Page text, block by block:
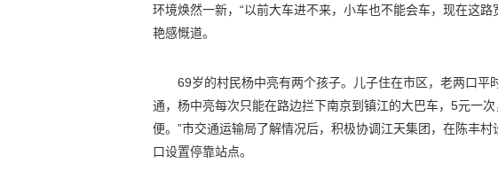
环境焕然一新，“以前大车进不来，小车也不能会车，现在这
艳感慨道。
69岁的村民杨中亮有两个孩子。儿子住在市区，老两口平
通，杨中亮每次只能在路边拦下南京到镇江的大巴车，5元一
便。”市交通运输局了解情况后，积极协调江天集团，在陈丰
口设置停靠站点。